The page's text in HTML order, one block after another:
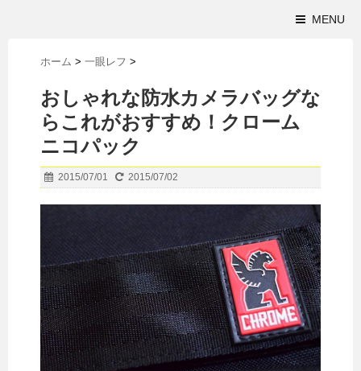
MENU
ホーム > 一眼レフ >
おしゃれな防水カメラバッグな
らこれがおすすめ！クローム
ニコパック
2015/07/01 2015/07/02